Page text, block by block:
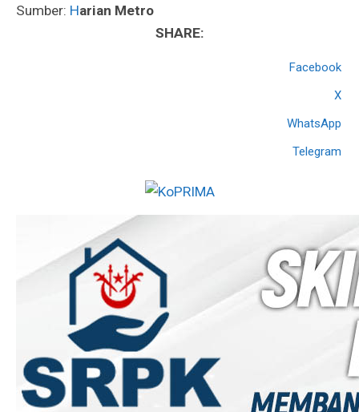
Sumber: Harian Metro
SHARE:
Facebook
X
WhatsApp
Telegram